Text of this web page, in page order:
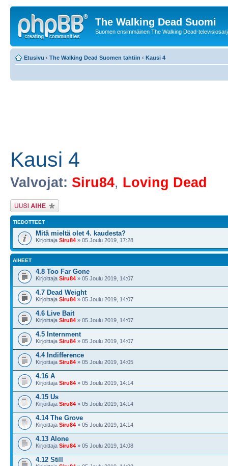
The Walking Dead Suomi
Suomen ensimmäinen The Walking Dead-
Etusivu ‹ The Walking Dead Suomen tahtiin ‹ Kausi 4
Kausi 4
Valvojat: Siru84, Loving Dead
Lähetä uusi viesti
TIEDOTTEET
Mitä mieltä olet 4. kaudesta?
Kirjoittaja Siru84 » 05 Joulu 2019, 17:28
AIHEET
4.8 Too Far Gone
Kirjoittaja Siru84 » 05 Joulu 2019, 14:07
4.7 Dead Weight
Kirjoittaja Siru84 » 05 Joulu 2019, 14:07
4.6 Live Bait
Kirjoittaja Siru84 » 05 Joulu 2019, 14:07
4.5 Internment
Kirjoittaja Siru84 » 05 Joulu 2019, 14:07
4.4 Indifference
Kirjoittaja Siru84 » 05 Joulu 2019, 14:05
4.16 A
Kirjoittaja Siru84 » 05 Joulu 2019, 14:14
4.15 Us
Kirjoittaja Siru84 » 05 Joulu 2019, 14:14
4.14 The Grove
Kirjoittaja Siru84 » 05 Joulu 2019, 14:14
4.13 Alone
Kirjoittaja Siru84 » 05 Joulu 2019, 14:08
4.12 Still